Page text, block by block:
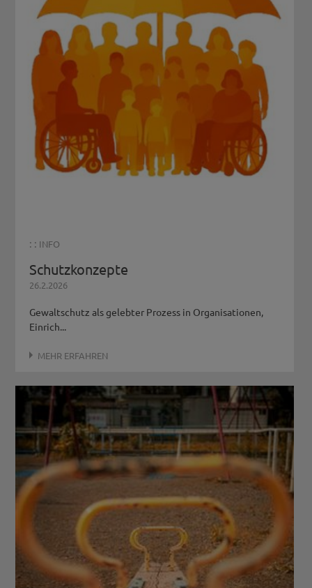
: : INFO
Schutzkonzepte
26.2.2026
Gewaltschutz als gelebter Prozess in Organisationen,
Einrich...
MEHR ERFAHREN